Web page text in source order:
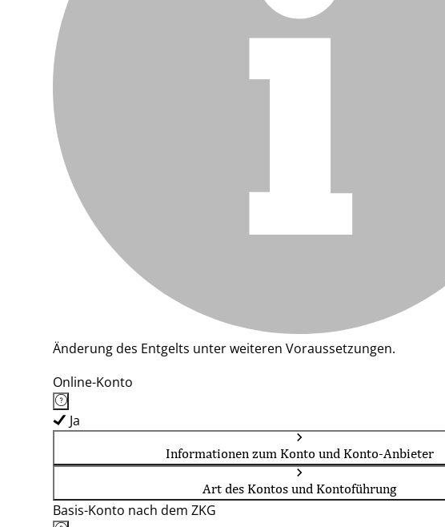
Änderung des Entgelts unter weiteren Voraussetzungen.
Online-Konto
Ja
Informationen zum Konto und Konto-Anbieter
Art des Kontos und Kontoführung
Basis-Konto nach dem ZKG